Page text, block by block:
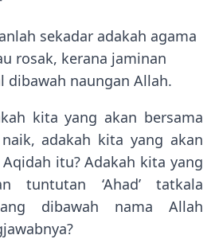
sekadar adakah agama
rosak, kerana jaminan
dibawah naungan Allah.
kita yang akan bersama
adakah kita yang akan
itu? Adakah kita yang
tuntutan ‘Ahad’ tatkala
dibawah nama Allah